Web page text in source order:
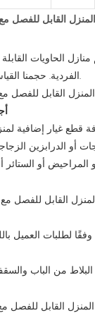
الحاويات القابلة
الفردية. حجمنا القياسي هو 6 × 3 × 2.8 متر.
قطع غيار إضافية
أو الدرابزين
المراحيض أو الستائر